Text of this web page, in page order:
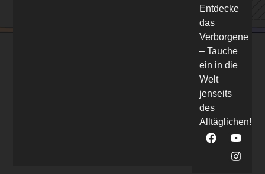
Entdecke
das
Verborgene
– Tauche
ein in die
Welt
jenseits
des
Alltäglichen!